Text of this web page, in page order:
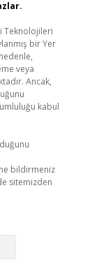
Teknolojileri
bir Yer
veya
Ancak,
kabul
bildirmeniz
sitemizden